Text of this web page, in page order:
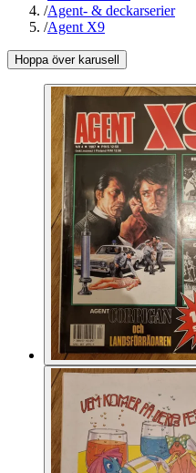
/Agent- & deckarserier
/Agent X9
Hoppa över karusell